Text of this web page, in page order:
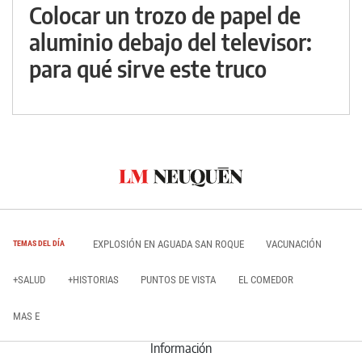
Colocar un trozo de papel de
aluminio debajo del televisor:
para qué sirve este truco
TEMAS DEL DÍA EXPLOSIÓN EN AGUADA SAN ROQUE VACUNACIÓN
+SALUD +HISTORIAS PUNTOS DE VISTA EL COMEDOR
MAS E
Información